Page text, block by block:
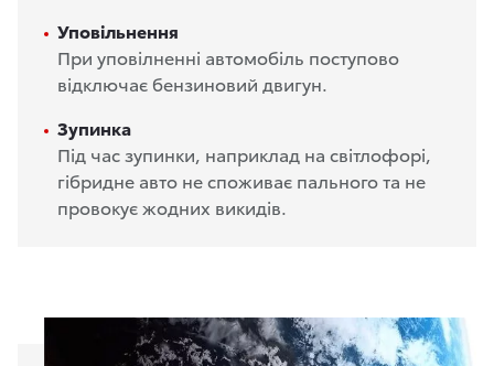
Уповільнення
При уповілненні автомобіль поступово
відключає бензиновий двигун.
Зупинка
Під час зупинки, наприклад на світлофорі,
гібридне авто не споживає пального та не
провокує жодних викидів.